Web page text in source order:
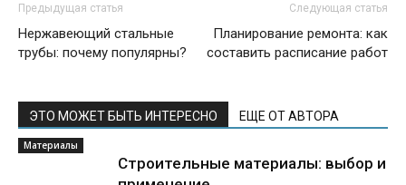
Предыдущая статья
Нержавеющий стальные
трубы: почему популярны?
Следующая статья
Планирование ремонта: как
составить расписание работ
ЭТО МОЖЕТ БЫТЬ ИНТЕРЕСНО ЕЩЕ ОТ АВТОРА
Материалы
Строительные материалы: выбор и